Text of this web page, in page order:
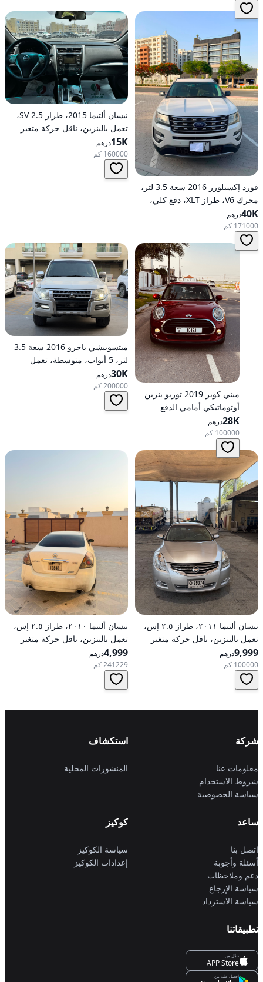
فورد إكسبلورر 2016 سعة 3.5 لتر،
محرك V6، طراز XLT، دفع كلي،
خيارات متوسطة، تعمل بالبنزين،
أوتوماتيكية، دفع كلي
40Kدرهم
171000 كم
نيسان ألتيما 2015، طراز 2.5 SV،
تعمل بالبنزين، ناقل حركة متغير
مستمر (CVT)، دفع أمامي
15Kدرهم
160000 كم
ميني كوبر 2019 توربو بنزين
أوتوماتيكي أمامي الدفع
28Kدرهم
100000 كم
ميتسوبيشي باجرو 2016 سعة 3.5
لتر، 5 أبواب، متوسطة، تعمل
بالبنزين، أوتوماتيكية، دفع رباعي
30Kدرهم
200000 كم
نيسان ألتيما ٢٠١١، طراز ٢.٥ إس،
تعمل بالبنزين، ناقل حركة متغير
مستمر (CVT)، دفع أمامي
9,999درهم
100000 كم
نيسان ألتيما ٢٠١٠، طراز ٢.٥ إس،
تعمل بالبنزين، ناقل حركة متغير
مستمر (CVT)، دفع أمامي
4,999درهم
241229 كم
شركة
معلومات عنا
شروط الاستخدام
سياسة الخصوصية
استكشاف
المنشورات المحلية
ساعد
اتصل بنا
أسئلة وأجوبة
دعم وملاحظات
سياسة الإرجاع
سياسة الاسترداد
كوكيز
سياسة الكوكيز
إعدادات الكوكيز
تطبيقاتنا
حمِّل من
APP Store
احصل عليه من